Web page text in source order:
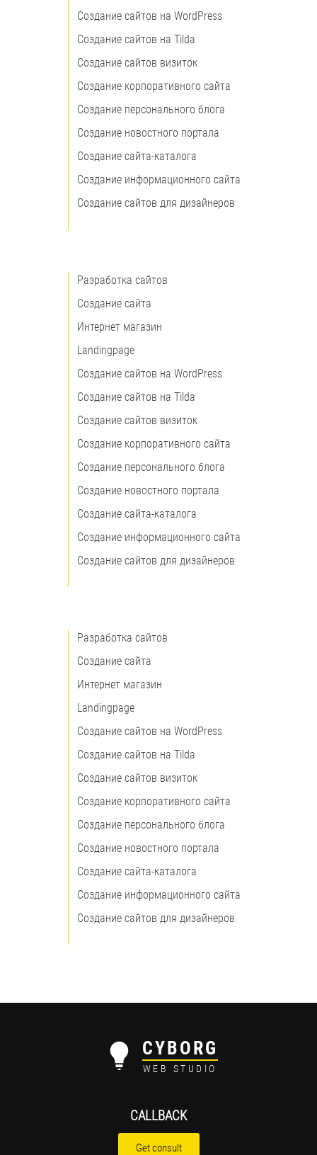
Создание сайтов на WordPress
Создание сайтов на Tilda
Создание сайтов визиток
Создание корпоративного сайта
Создание персонального блога
Создание новостного портала
Создание сайта-каталога
Создание информационного сайта
Создание сайтов для дизайнеров
Разработка сайтов
Создание сайта
Интернет магазин
Landingpage
Создание сайтов на WordPress
Создание сайтов на Tilda
Создание сайтов визиток
Создание корпоративного сайта
Создание персонального блога
Создание новостного портала
Создание сайта-каталога
Создание информационного сайта
Создание сайтов для дизайнеров
Разработка сайтов
Создание сайта
Интернет магазин
Landingpage
Создание сайтов на WordPress
Создание сайтов на Tilda
Создание сайтов визиток
Создание корпоративного сайта
Создание персонального блога
Создание новостного портала
Создание сайта-каталога
Создание информационного сайта
Создание сайтов для дизайнеров
CYBORG
WEB STUDIO
CALLBACK
Get consult